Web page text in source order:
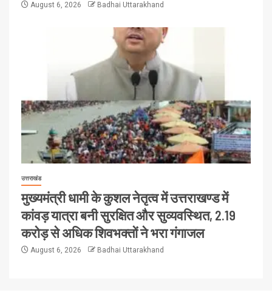
August 6, 2026 Badhai Uttarakhand
उत्तराखंड
मुख्यमंत्री धामी के कुशल नेतृत्व में उत्तराखण्ड में
कांवड़ यात्रा बनी सुरक्षित और सुव्यवस्थित, 2.19
करोड़ से अधिक शिवभक्तों ने भरा गंगाजल
August 6, 2026 Badhai Uttarakhand